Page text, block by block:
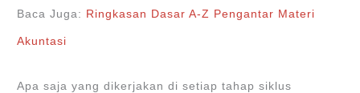
Baca Juga: Ringkasan Dasar A-Z Pengantar Materi
Akuntasi
Apa saja yang dikerjakan di setiap tahap siklus